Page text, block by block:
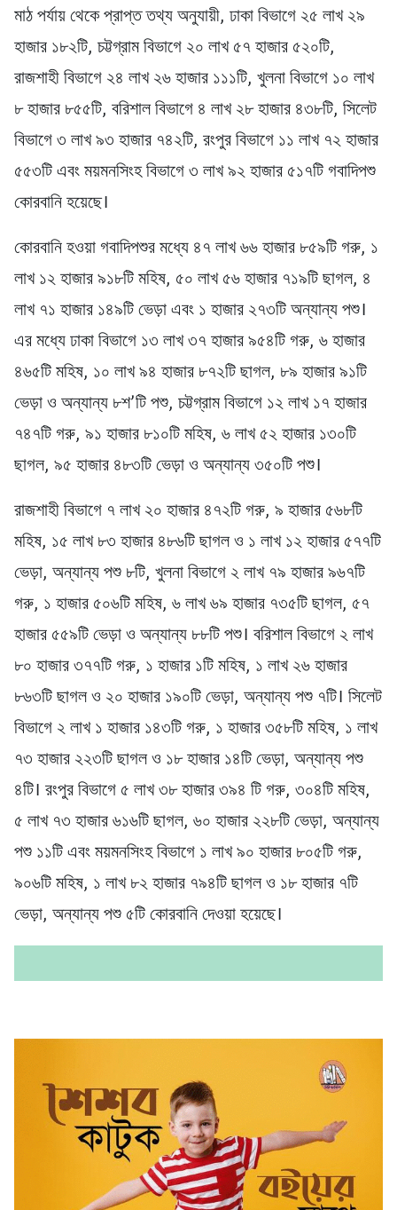
মাঠ পর্যায় থেকে প্রাপ্ত তথ্য অনুযায়ী, ঢাকা বিভাগে ২৫ লাখ ২৯
হাজার ১৮২টি, চট্টগ্রাম বিভাগে ২০ লাখ ৫৭ হাজার ৫২০টি,
রাজশাহী বিভাগে ২৪ লাখ ২৬ হাজার ১১১টি, খুলনা বিভাগে ১০ লাখ
৮ হাজার ৮৫৫টি, বরিশাল বিভাগে ৪ লাখ ২৮ হাজার ৪৩৮টি, সিলেট
বিভাগে ৩ লাখ ৯৩ হাজার ৭৪২টি, রংপুর বিভাগে ১১ লাখ ৭২ হাজার
৫৫৩টি এবং ময়মনসিংহ বিভাগে ৩ লাখ ৯২ হাজার ৫১৭টি গবাদিপশু
কোরবানি হয়েছে।
কোরবানি হওয়া গবাদিপশুর মধ্যে ৪৭ লাখ ৬৬ হাজার ৮৫৯টি গরু, ১
লাখ ১২ হাজার ৯১৮টি মহিষ, ৫০ লাখ ৫৬ হাজার ৭১৯টি ছাগল, ৪
লাখ ৭১ হাজার ১৪৯টি ভেড়া এবং ১ হাজার ২৭৩টি অন্যান্য পশু।
এর মধ্যে ঢাকা বিভাগে ১৩ লাখ ৩৭ হাজার ৯৫৪টি গরু, ৬ হাজার
৪৬৫টি মহিষ, ১০ লাখ ৯৪ হাজার ৮৭২টি ছাগল, ৮৯ হাজার ৯১টি
ভেড়া ও অন্যান্য ৮শ’টি পশু, চট্টগ্রাম বিভাগে ১২ লাখ ১৭ হাজার
৭৪৭টি গরু, ৯১ হাজার ৮১০টি মহিষ, ৬ লাখ ৫২ হাজার ১৩০টি
ছাগল, ৯৫ হাজার ৪৮৩টি ভেড়া ও অন্যান্য ৩৫০টি পশু।
রাজশাহী বিভাগে ৭ লাখ ২০ হাজার ৪৭২টি গরু, ৯ হাজার ৫৬৮টি
মহিষ, ১৫ লাখ ৮৩ হাজার ৪৮৬টি ছাগল ও ১ লাখ ১২ হাজার ৫৭৭টি
ভেড়া, অন্যান্য পশু ৮টি, খুলনা বিভাগে ২ লাখ ৭৯ হাজার ৯৬৭টি
গরু, ১ হাজার ৫০৬টি মহিষ, ৬ লাখ ৬৯ হাজার ৭৩৫টি ছাগল, ৫৭
হাজার ৫৫৯টি ভেড়া ও অন্যান্য ৮৮টি পশু। বরিশাল বিভাগে ২ লাখ
৮০ হাজার ৩৭৭টি গরু, ১ হাজার ১টি মহিষ, ১ লাখ ২৬ হাজার
৮৬৩টি ছাগল ও ২০ হাজার ১৯০টি ভেড়া, অন্যান্য পশু ৭টি। সিলেট
বিভাগে ২ লাখ ১ হাজার ১৪৩টি গরু, ১ হাজার ৩৫৮টি মহিষ, ১ লাখ
৭৩ হাজার ২২৩টি ছাগল ও ১৮ হাজার ১৪টি ভেড়া, অন্যান্য পশু
৪টি। রংপুর বিভাগে ৫ লাখ ৩৮ হাজার ৩৯৪ টি গরু, ৩০৪টি মহিষ,
৫ লাখ ৭৩ হাজার ৬১৬টি ছাগল, ৬০ হাজার ২২৮টি ভেড়া, অন্যান্য
পশু ১১টি এবং ময়মনসিংহ বিভাগে ১ লাখ ৯০ হাজার ৮০৫টি গরু,
৯০৬টি মহিষ, ১ লাখ ৮২ হাজার ৭৯৪টি ছাগল ও ১৮ হাজার ৭টি
ভেড়া, অন্যান্য পশু ৫টি কোরবানি দেওয়া হয়েছে।